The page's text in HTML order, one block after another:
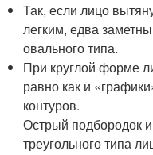
Так, если лицо
легким, едва
овального типа.
При круглой форме
равно как и
контуров.
Острый подбородок
треугольного типа